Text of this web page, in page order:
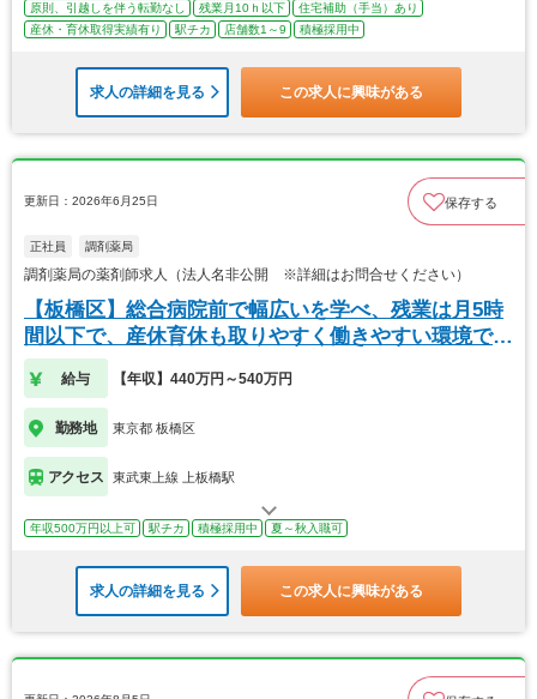
原則、引越しを伴う転勤なし
残業月10ｈ以下
住宅補助（手当）あり
産休・育休取得実績有り
駅チカ 店舗数1～9 積極採用中
求人の詳細を見る この求人に興味がある
更新日：2026年6月25日 保存する
正社員 調剤薬局
調剤薬局の薬剤師求人（法人名非公開 ※詳細はお問合せください）
【板橋区】総合病院前で幅広いを学べ、残業は月5時
間以下で、産休育休も取りやすく働きやすい環境で
す。
給与 【年収】440万円～540万円
勤務地 東京都 板橋区
アクセス 東武東上線 上板橋駅
年収500万円以上可 駅チカ 積極採用中 夏～秋入職可
求人の詳細を見る この求人に興味がある